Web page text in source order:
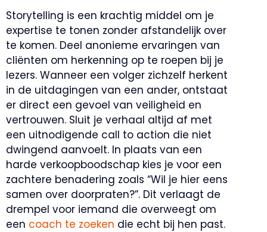
Storytelling is een krachtig middel om je
expertise te tonen zonder afstandelijk over
te komen. Deel anonieme ervaringen van
cliënten om herkenning op te roepen bij je
lezers. Wanneer een volger zichzelf herkent
in de uitdagingen van een ander, ontstaat
er direct een gevoel van veiligheid en
vertrouwen. Sluit je verhaal altijd af met
een uitnodigende call to action die niet
dwingend aanvoelt. In plaats van een
harde verkoopboodschap kies je voor een
zachtere benadering zoals “Wil je hier eens
samen over doorpraten?”. Dit verlaagt de
drempel voor iemand die overweegt om
een coach te zoeken die echt bij hen past.